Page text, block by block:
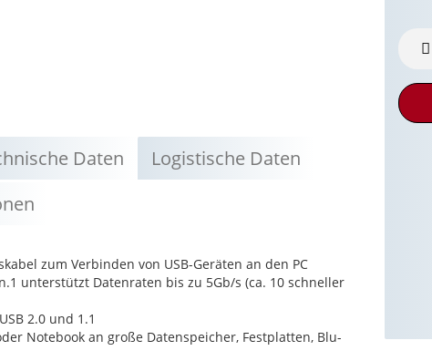
Daten
Logistische Daten
zum Verbinden von USB-Geräten an den PC
unterstützt Datenraten bis zu 5Gb/s (ca. 10 schneller
2.0 und 1.1
Notebook an große Datenspeicher, Festplatten, Blu-